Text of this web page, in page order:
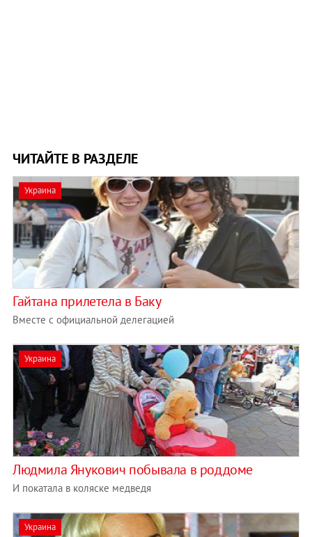
ЧИТАЙТЕ В РАЗДЕЛЕ
Украина
Гайтана прилетела в Баку
Вместе с официальной делегацией
Украина
Людмила Янукович побывала в роддоме
И покатала в коляске медведя
Украина